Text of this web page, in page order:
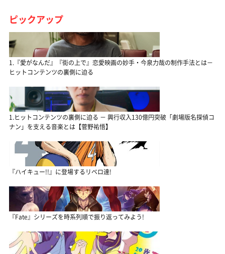
ピックアップ
1.『愛がなんだ』『街の上で』恋愛映画の妙手・今泉力哉の制作手法とは－
ヒットコンテンツの裏側に迫る
1.ヒットコンテンツの裏側に迫る － 興行収入130億円突破「劇場版名探偵コ
ナン」を支える音楽とは【菅野祐悟】
『ハイキュー!!』に登場するリベロ達!
『Fate』シリーズを時系列順で振り返ってみよう!